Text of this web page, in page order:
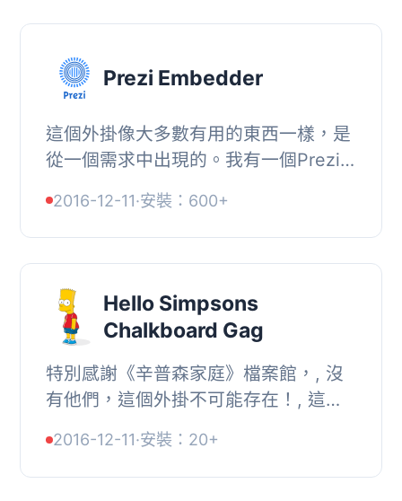
Prezi Embedder
這個外掛像大多數有用的東西一樣，是
從一個需求中出現的。我有一個Prezi
小時在 Google 上尋找一種將它們嵌入
其中的方法，...
2016-12-11·安裝：600+
Hello Simpsons
Chalkboard Gag
特別感謝《辛普森家庭》檔案館，, 沒
有他們，這個外掛不可能存在！, 這個
製作而成，大多數頻繁使用 WordPress
的用戶都...
2016-12-11·安裝：20+